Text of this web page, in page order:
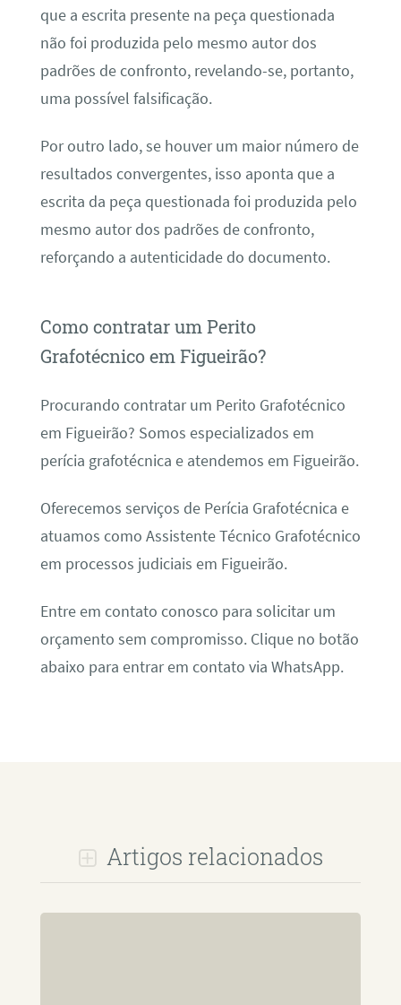
que a escrita presente na peça questionada
não foi produzida pelo mesmo autor dos
padrões de confronto, revelando-se, portanto,
uma possível falsificação.
Por outro lado, se houver um maior número de
resultados convergentes, isso aponta que a
escrita da peça questionada foi produzida pelo
mesmo autor dos padrões de confronto,
reforçando a autenticidade do documento.
Como contratar um Perito
Grafotécnico em Figueirão?
Procurando contratar um Perito Grafotécnico
em Figueirão? Somos especializados em
perícia grafotécnica e atendemos em Figueirão.
Oferecemos serviços de Perícia Grafotécnica e
atuamos como Assistente Técnico Grafotécnico
em processos judiciais em Figueirão.
Entre em contato conosco para solicitar um
orçamento sem compromisso. Clique no botão
abaixo para entrar em contato via WhatsApp.
Artigos relacionados